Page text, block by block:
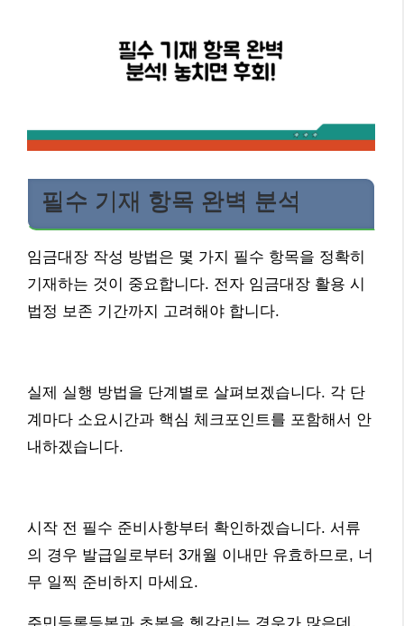
필수 기재 항목 완벽 분석
임금대장 작성 방법은 몇 가지 필수 항목을 정확히
기재하는 것이 중요합니다. 전자 임금대장 활용 시
법정 보존 기간까지 고려해야 합니다.
실제 실행 방법을 단계별로 살펴보겠습니다. 각 단
계마다 소요시간과 핵심 체크포인트를 포함해서 안
내하겠습니다.
시작 전 필수 준비사항부터 확인하겠습니다. 서류
의 경우 발급일로부터 3개월 이내만 유효하므로, 너
무 일찍 준비하지 마세요.